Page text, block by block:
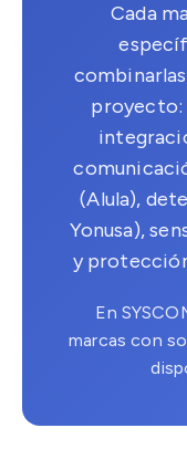
Cada
proyecto:
(Alula),
Yonusa),
y
En
marcas con